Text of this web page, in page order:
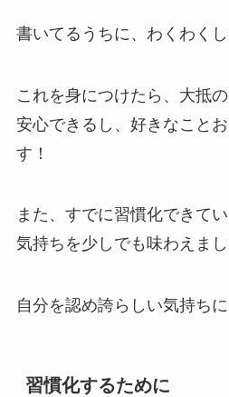
書いてるうちに、わくわくし
これを身につけたら、大抵
安心できるし、好きなこと
す！
また、すでに習慣化できて
気持ちを少しでも味わえまし
自分を認め誇らしい気持ちに
習慣化するために